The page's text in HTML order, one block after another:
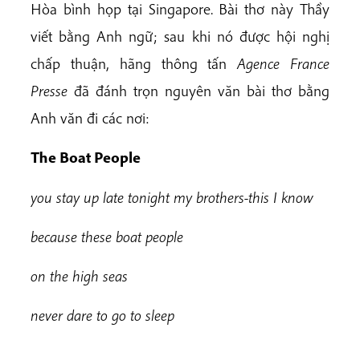
Hòa bình họp tại Singapore. Bài thơ này Thầy
viết bằng Anh ngữ; sau khi nó được hội nghị
chấp thuận, hãng thông tấnAgence France
Presse đã đánh trọn nguyên văn bài thơ bằng
Anh văn đi các nơi:
The Boat People
you stay up late tonight my brothers-this I know
because these boat people
on the high seas
never dare to go to sleep